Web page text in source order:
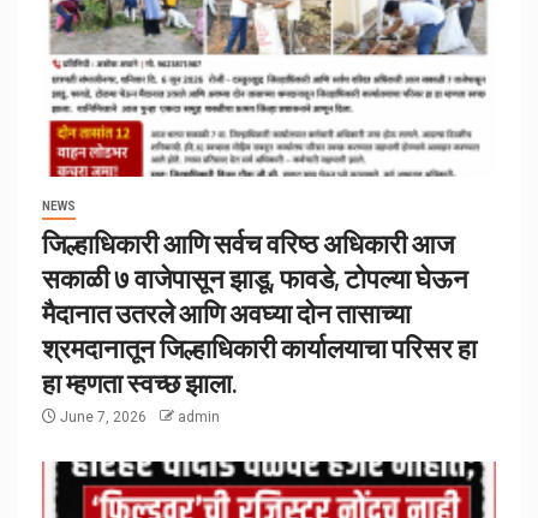
NEWS
जिल्हाधिकारी आणि सर्वच वरिष्ठ अधिकारी आज
सकाळी ७ वाजेपासून झाडू, फावडे, टोपल्या घेऊन
मैदानात उतरले आणि अवघ्या दोन तासाच्या
श्रमदानातून जिल्हाधिकारी कार्यालयाचा परिसर हा
हा म्हणता स्वच्छ झाला.
June 7, 2026 admin